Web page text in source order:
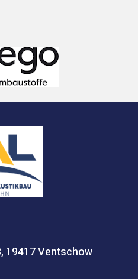
19417 Ventschow